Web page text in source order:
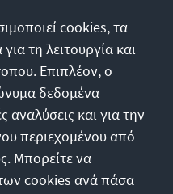
cookies, τα
τη λειτουργία και
Επιπλέον, ο
δεδομένα
αναλύσεις και για την
περιεχομένου από
Μπορείτε να
των cookies ανά πάσα